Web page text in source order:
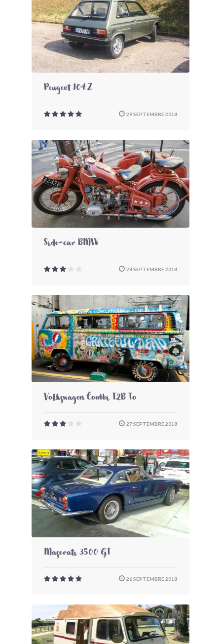
Peugeot 104 Z
29 SEPTEMBRE 2018
Side-car BMW
28 SEPTEMBRE 2018
Volkswagen Combi T2B To
27 SEPTEMBRE 2018
Maserati 3500 GT
26 SEPTEMBRE 2018